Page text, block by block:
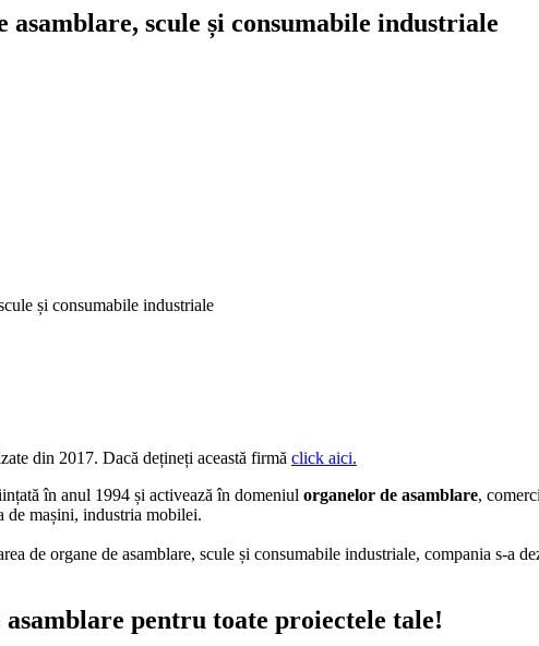
scule și consumabile industriale
din 2017. Dacă dețineți această firmă click aici.
în anul 1994 și activează în domeniul organelor de asamblare,
de mașini, industria mobilei.
de organe de asamblare, scule și consumabile industriale, compania s-a
asamblare pentru toate proiectele tale!